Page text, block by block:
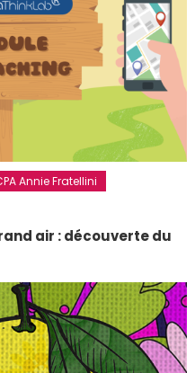
Annie Fratellini
air : découverte du